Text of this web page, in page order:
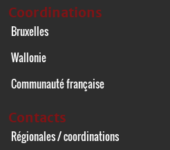
Coordinations
Bruxelles
Wallonie
Communauté française
Contacts
Régionales / coordinations